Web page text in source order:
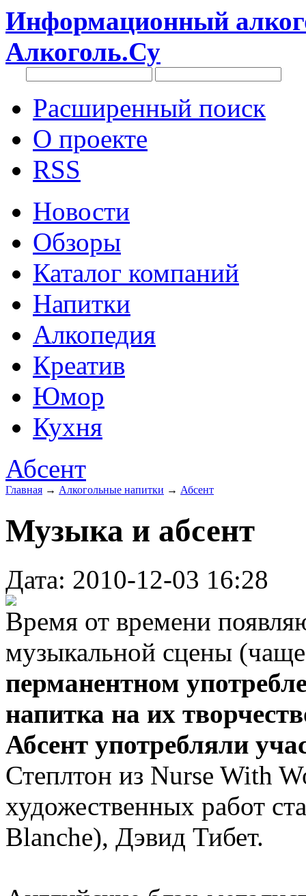
Информационный
Алкоголь.Су
Расширенный поиск
О проекте
RSS
Новости
Обзоры
Каталог компаний
Напитки
Алкопедия
Креатив
Юмор
Кухня
Абсент
Главная → Алкогольные напитки → Абсент
Музыка и абсент
Дата: 2010-12-03 16:28
Время от времени
музыкальной сцены
перманентном
напитка на их
Абсент употребляли
Степлтон из Nurse With
художественных работ
Blanche), Дэвид Тибет.